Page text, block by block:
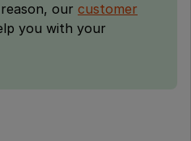
our customer
you with your